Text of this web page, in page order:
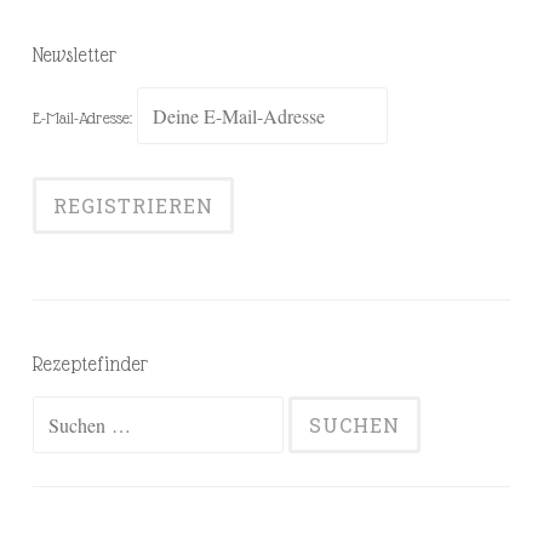
Newsletter
E-Mail-Adresse:
Rezeptefinder